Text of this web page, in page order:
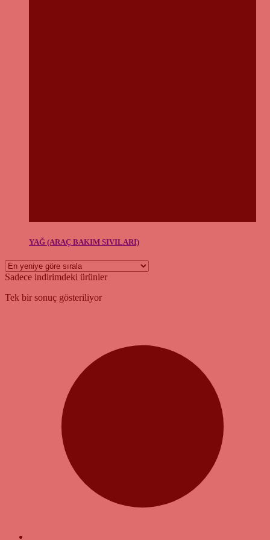
YAĞ (ARAÇ BAKIM SIVILARI)
Sadece indirimdeki ürünler
Tek bir sonuç gösteriliyor